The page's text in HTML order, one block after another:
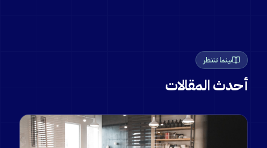
بينما تنتظر
أحدث المقالات